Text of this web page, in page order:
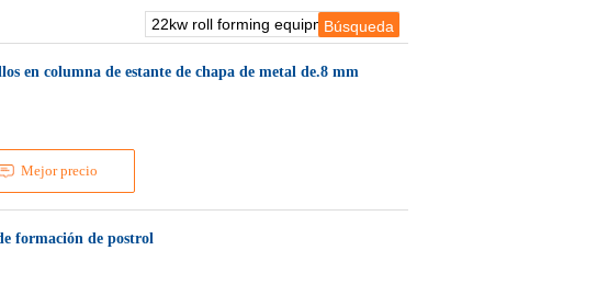
en columna de estante de chapa de metal de.8 mm
Mejor precio
formación de postrol